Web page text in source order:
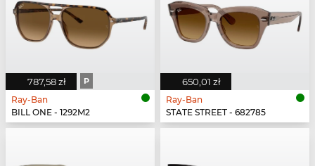
787,58 zł P
Ray-Ban
BILL ONE - 1292M2
650,01 zł
Ray-Ban
STATE STREET - 682785